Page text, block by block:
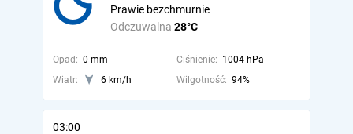
Odczuwalna 28°C
Prawie bezchmurnie
Opad: 0 mm Ciśnienie: 1004 hPa
Wiatr:
6 km/h Wilgotność: 94%
03:00